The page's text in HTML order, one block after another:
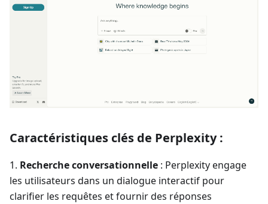
Caractéristiques clés de Perplexity :
1. Recherche conversationnelle : Perplexity engage
les utilisateurs dans un dialogue interactif pour
clarifier les requêtes et fournir des réponses